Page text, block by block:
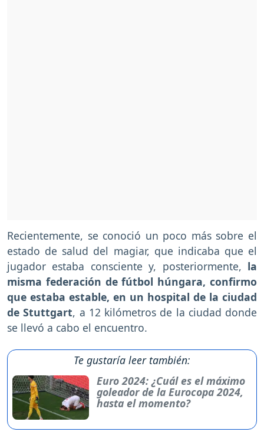
Recientemente, se conoció un poco más sobre el
estado de salud del magiar, que indicaba que el
jugador estaba consciente y, posteriormente, la
misma federación de fútbol húngara, confirmo
que estaba estable, en un hospital de la ciudad
de Stuttgart, a 12 kilómetros de la ciudad donde
se llevó a cabo el encuentro.
Te gustaría leer también:
Euro 2024: ¿Cuál es el máximo
goleador de la Eurocopa 2024,
hasta el momento?